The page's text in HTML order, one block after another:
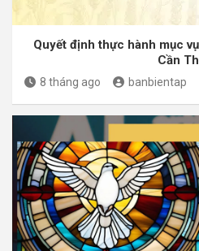
Quyết định thực hành mục
Cần
8 tháng ago banbientap